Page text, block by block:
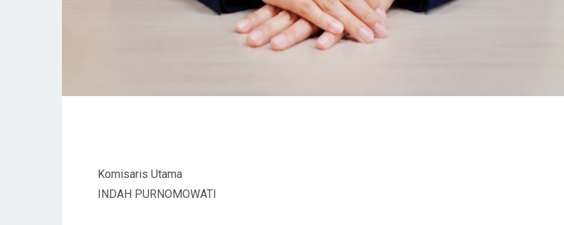
Komisaris Utama
INDAH PURNOMOWATI